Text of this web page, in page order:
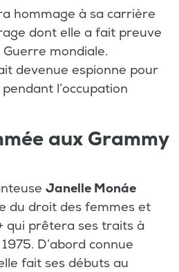
hommage à sa carrière
dont elle a fait preuve
mondiale.
devenue espionne pour
l’occupation
aux Grammy
Janelle Monáe
du droit des femmes et
qui prêtera ses traits à
D’abord connue
fait ses débuts au